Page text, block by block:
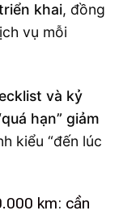
khai, đồng
vụ mỗi
và kỷ
hạn” giảm
kiểu “đến lúc
km: cần